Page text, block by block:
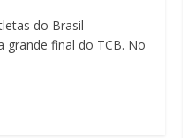
do Brasil
grande final do TCB. No